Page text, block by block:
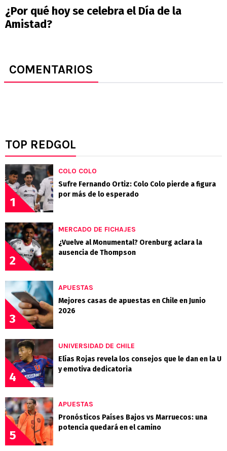
¿Por qué hoy se celebra el Día de la
Amistad?
COMENTARIOS
TOP REDGOL
1
COLO COLO
Sufre Fernando Ortiz: Colo Colo pierde a figura
por más de lo esperado
2
MERCADO DE FICHAJES
¿Vuelve al Monumental? Orenburg aclara la
ausencia de Thompson
3
APUESTAS
Mejores casas de apuestas en Chile en Junio
2026
4
UNIVERSIDAD DE CHILE
Elías Rojas revela los consejos que le dan en la U
y emotiva dedicatoria
5
APUESTAS
Pronósticos Países Bajos vs Marruecos: una
potencia quedará en el camino